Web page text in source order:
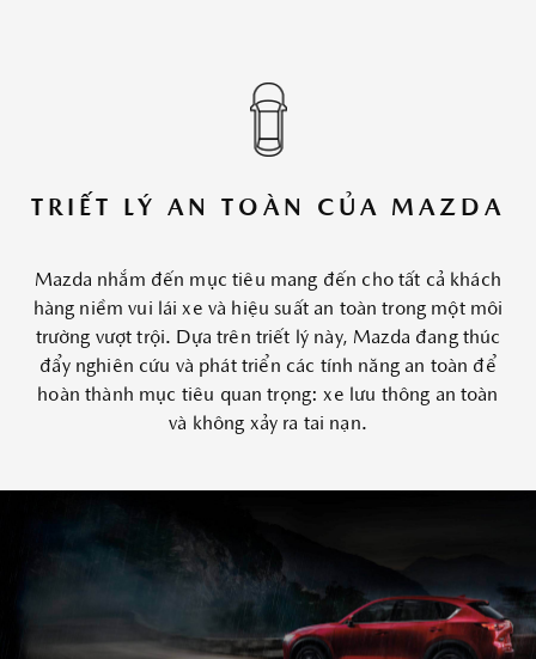
TRIẾT LÝ AN TOÀN CỦA MAZDA
Mazda nhắm đến mục tiêu mang đến cho tất cả khách
hàng niềm vui lái xe và hiệu suất an toàn trong một môi
trường vượt trội. Dựa trên triết lý này, Mazda đang thúc
đẩy nghiên cứu và phát triển các tính năng an toàn để
hoàn thành mục tiêu quan trọng: xe lưu thông an toàn
và không xảy ra tai nạn.